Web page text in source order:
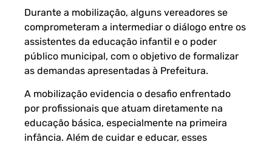
Durante a mobilização, alguns vereadores se
comprometeram a intermediar o diálogo entre os
assistentes da educação infantil e o poder
público municipal, com o objetivo de formalizar
as demandas apresentadas à Prefeitura.
A mobilização evidencia o desafio enfrentado
por profissionais que atuam diretamente na
educação básica, especialmente na primeira
infância. Além de cuidar e educar, esses